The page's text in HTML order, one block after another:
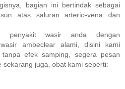
bagian ini bertindak sebagai
atas saluran arterio-vena dan
penyakit wasir anda dengan
ambeclear alami, disini kami
efek samping, segera pesan
sekarang juga, obat kami seperti: